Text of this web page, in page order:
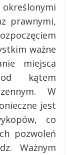
prawnymi,
ważne
miejsca
kątem
W
jest
co
pozwoleń
Ważnym